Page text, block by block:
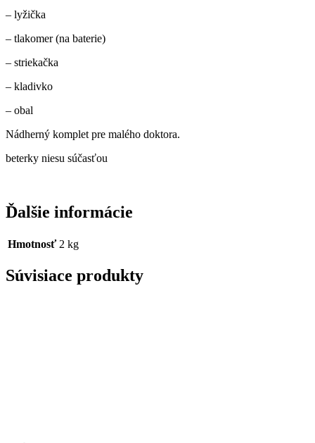
– lyžička
– tlakomer (na baterie)
– striekačka
– kladivko
– obal
Nádherný komplet pre malého doktora.
beterky niesu súčasťou
Ďalšie informácie
Hmotnosť 2 kg
Súvisiace produkty